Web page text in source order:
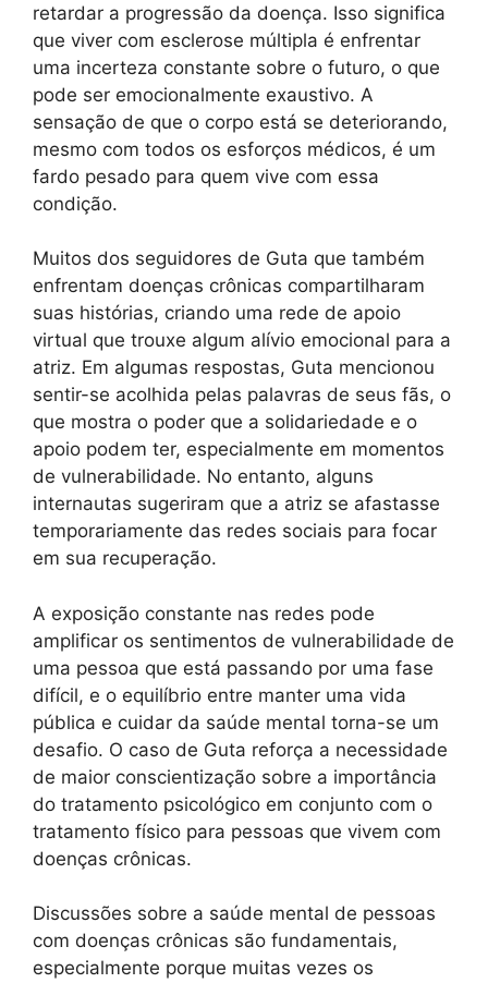
retardar a progressão da doença. Isso significa
que viver com esclerose múltipla é enfrentar
uma incerteza constante sobre o futuro, o que
pode ser emocionalmente exaustivo. A
sensação de que o corpo está se deteriorando,
mesmo com todos os esforços médicos, é um
fardo pesado para quem vive com essa
condição.
Muitos dos seguidores de Guta que também
enfrentam doenças crônicas compartilharam
suas histórias, criando uma rede de apoio
virtual que trouxe algum alívio emocional para a
atriz. Em algumas respostas, Guta mencionou
sentir-se acolhida pelas palavras de seus fãs, o
que mostra o poder que a solidariedade e o
apoio podem ter, especialmente em momentos
de vulnerabilidade. No entanto, alguns
internautas sugeriram que a atriz se afastasse
temporariamente das redes sociais para focar
em sua recuperação.
A exposição constante nas redes pode
amplificar os sentimentos de vulnerabilidade de
uma pessoa que está passando por uma fase
difícil, e o equilíbrio entre manter uma vida
pública e cuidar da saúde mental torna-se um
desafio. O caso de Guta reforça a necessidade
de maior conscientização sobre a importância
do tratamento psicológico em conjunto com o
tratamento físico para pessoas que vivem com
doenças crônicas.
Discussões sobre a saúde mental de pessoas
com doenças crônicas são fundamentais,
especialmente porque muitas vezes os